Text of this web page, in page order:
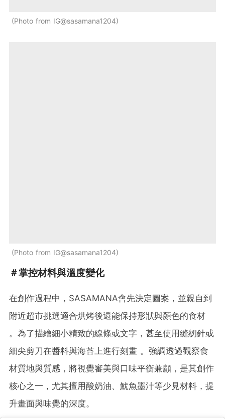
Photo from IG@sasamana1204
Photo from IG@sasamana1204
＃掌控材料與溫度變化
在創作過程中，SASAMANA會先決定圖案，並親自到
附近超市挑選適合烘烤後還能保持形狀與顏色的食材
。為了描繪細小精致的線條或文字，甚至使用縫紉針或
細尖剪刀在醬料與海苔上進行刻畫 。強調透過觀察食
材質地與質感，將視覺審美與口味平衡兼顧，是其創作
核心之一，尤其擅用酸奶油、魷魚墨汁等少見材料，提
升畫面與味覺的深度。